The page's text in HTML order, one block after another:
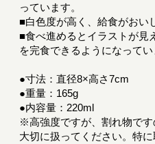
っています。
■白色度が高く、給食がおい
■食べ進めるとイラストが見
を完食できるようになってい
●寸法：直径8×高さ7cm
●重量：165g
●内容量：220ml
※高強度ですが、割れ物で
大切に扱ってください。特